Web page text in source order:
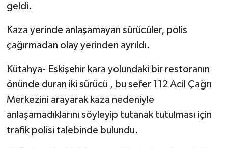
geldi.
Kaza yerinde anlaşamayan sürücüler, polis
çağırmadan olay yerinden ayrıldı.
Kütahya- Eskişehir kara yolundaki bir restoranın
önünde duran iki sürücü , bu sefer 112 Acil Çağrı
Merkezini arayarak kaza nedeniyle
anlaşamadıklarını söyleyip tutanak tutulması için
trafik polisi talebinde bulundu.
Pazarlar
Politika
Rüya Tabirleri
Şaphane